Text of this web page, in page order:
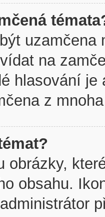
uzamčena
na
hlasování
z
obrázky,
obsahu.